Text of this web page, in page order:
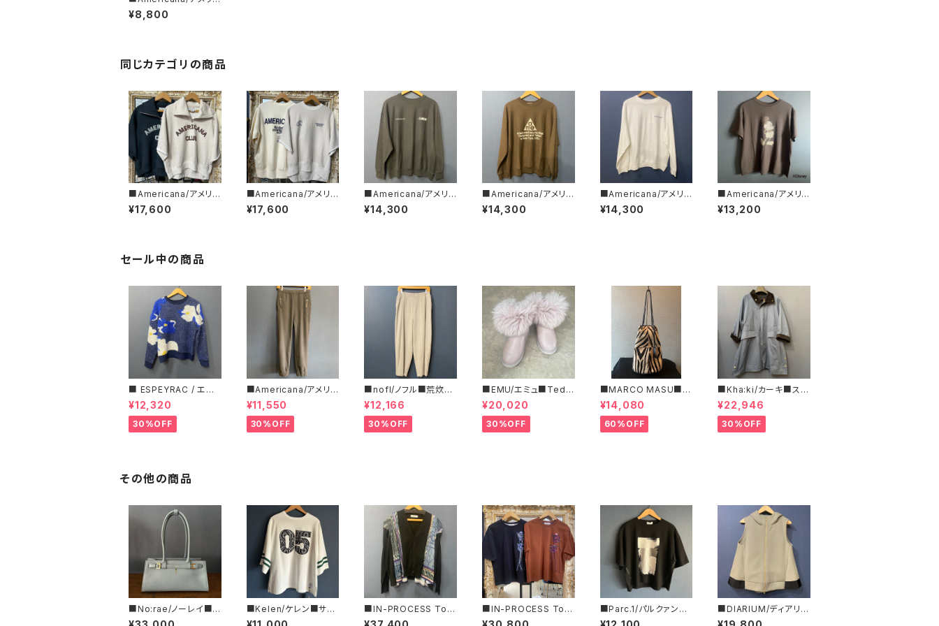
ーナ■ロゴプリントL/S
Tシャツ■modernism
¥8,800
同じカテゴリの商品
■Americana/アメリカ
ーナ■クロップド・ハー
フZIPスウェット■BRF-
¥17,600
■Americana/アメリカ
ーナ■カットオフ・リバ
ースウィーブ ■BRF-8
¥17,600
■Americana/アメリカ
ーナ■リバースウィーブ
L/S T■BRF-752A/2
¥14,300
■Americana/アメリカ
ーナ■リバースウィーブ
L/S T■BRF-752A/３
¥14,300
■Americana/アメリカ
ーナ■リバースウィーブ
L/S T■BRF-752A/1
¥14,300
■Americana/アメリカ
ーナ■Mickey Mous
e/ミッキーマウス/プリ
¥13,200
セール中の商品
■ ESPEYRAC / エス
ぺラック ■ フラワーモ
チーフニット■YELLO
W & NAVY■ 超カワイ
イ！
¥12,320
30%OFF
■Americana/アメリカ
ーナ■マイクロフリー
ス・イージーパンツ■
¥11,550
30%OFF
■nofl/ノフル■荒炊き
コール天テーパードパ
ンツ■ゆるっとバルーン
シルエット
¥12,166
30%OFF
■EMU/エミュ■Tedd
y Wurren■撥水サイド
ジッパーブーツ
¥20,020
30%OFF
■MARCO MASU■マ
ルコ マージ■ハラコ・ゼ
ブラ柄巾着BAG■程よ
いサイズで可愛い
¥14,080
60%OFF
■Kha:ki/カーキ■スタ
ンドカラー・コート■
¥22,946
30%OFF
その他の商品
■No:rae/ノーレイ■ヴ
ァレグロ■バゲット型レ
■Kelen/ケレン■サイ
ドポケット・スウェットT
■IN-PROCESS Tok
yo/インプロセストキョ
■IN-PROCESS Tok
yo/インプロセストキョ
■Parc.1/パルクァン■
ペイントフォイルTee■
■DIARIUM/ディアリウ
ム■バックフレアーパー